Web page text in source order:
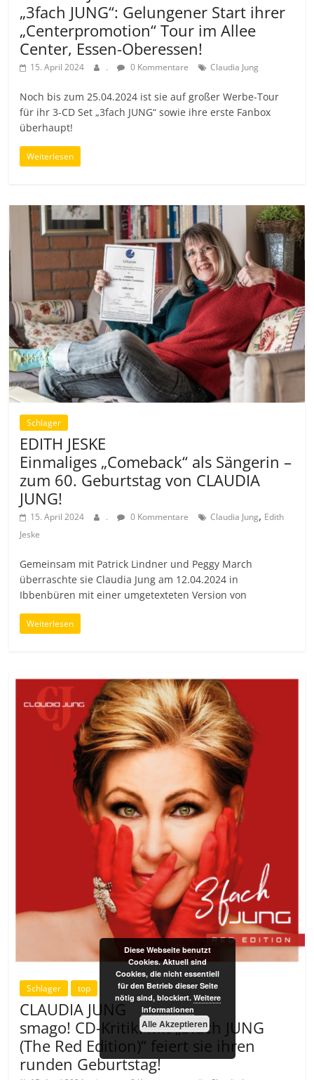
„3fach JUNG“: Gelungener Start ihrer
„Centerpromotion“ Tour im Allee
Center, Essen-Oberessen!
15. April 2024 . 0 Kommentare Claudia Jung
Noch bis zum 25.04.2024 ist sie auf großer Werbe-Tour
für ihr 3-CD Set „3fach JUNG“ sowie ihre erste Fanbox
überhaupt!
Weiterlesen
Schlager
EDITH JESKE
Einmaliges „Comeback“ als Sängerin –
zum 60. Geburtstag von CLAUDIA
JUNG!
15. April 2024 . 0 Kommentare Claudia Jung, Edith
Jeske
Gemeinsam mit Patrick Lindner und Peggy March
überraschte sie Claudia Jung am 12.04.2024 in
Ibbenbüren mit einer umgetexteten Version von
Weiterlesen
Schlager top
CLAUDIA JUNG
smago! CD-Kritik: Mit „3fach JUNG
(The Red Edition)“ feiert sie ihren
runden Geburtstag!
Diese Webseite benutzt
Cookies. Aktuell sind
Cookies, die nicht essentiell
für den Betrieb dieser Seite
nötig sind, blockiert. Weitere
Informationen
Alle Akzeptieren